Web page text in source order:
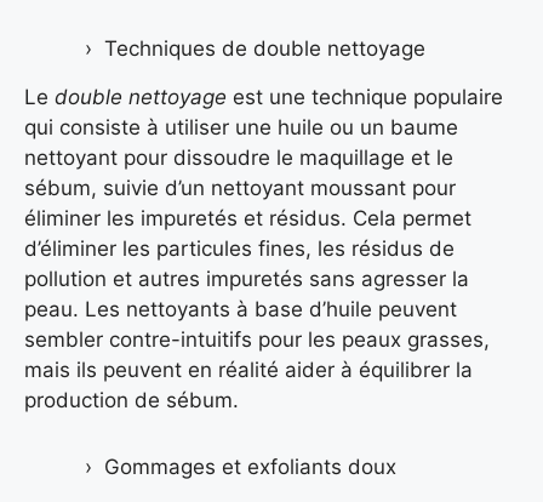
Techniques de double nettoyage
Le double nettoyage est une technique populaire
qui consiste à utiliser une huile ou un baume
nettoyant pour dissoudre le maquillage et le
sébum, suivie d’un nettoyant moussant pour
éliminer les impuretés et résidus. Cela permet
d’éliminer les particules fines, les résidus de
pollution et autres impuretés sans agresser la
peau. Les nettoyants à base d’huile peuvent
sembler contre-intuitifs pour les peaux grasses,
mais ils peuvent en réalité aider à équilibrer la
production de sébum.
Gommages et exfoliants doux